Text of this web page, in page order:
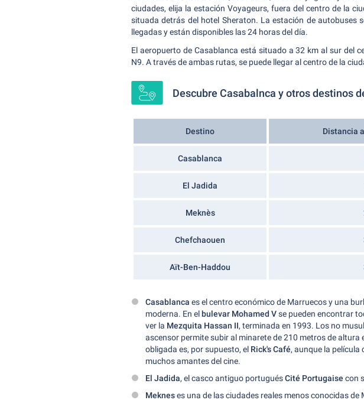
ciudades, elija la estación Voyageurs, fuera del centro de la
situada detrás del hotel Sheraton. La estación de autobuses
llegadas y están disponibles las 24 horas del día.
El aeropuerto de Casablanca está situado a 32 km al sur del
N9. A través de ambas rutas, se puede llegar al centro de la
Descubre Casabalnca y otros destinos
Destino Distancia
Casablanca
El Jadida
Meknès
Chefchaouen
Aït-Ben-Haddou
Casablanca es el centro económico de Marruecos y una
moderna. En el bulevar Mohamed Vse pueden encontrar
ver la Mezquita Hassan II, terminada en 1993. Los no
ascensor permite subir al minarete de 210 metros de
obligada es, por supuesto, el Rick's Café, aunque la película
muchos amantes del cine.
El Jadida, el casco antiguo portuguésCité Portugaise con
Mekneses una de las ciudades reales menos conocidas